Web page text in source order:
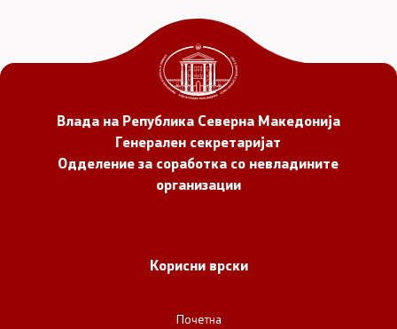
Влада на Република Северна Македонија
Генерален секретаријат
Одделение за соработка со невладините
организации
Корисни врски
Почетна